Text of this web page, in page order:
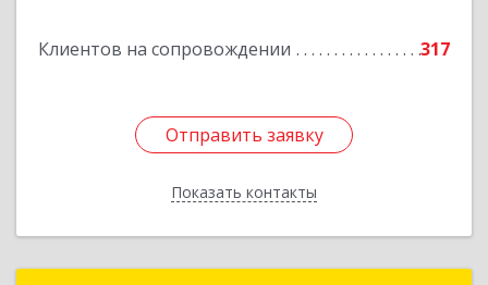
Клиентов на сопровождении 317
Отправить заявку
Показать контакты
Подробнее
Отправить заявку
Назад